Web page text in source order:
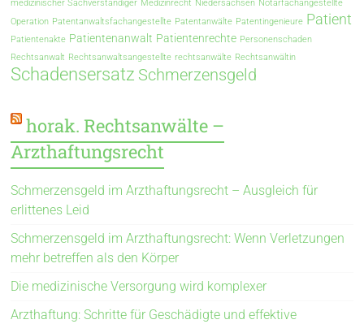
medizinischer Sachverständiger Medizinrecht Niedersachsen Notarfachangestellte
Operation Patentanwaltsfachangestellte Patentanwälte Patentingenieure Patient
Patientenakte Patientenanwalt Patientenrechte Personenschaden
Rechtsanwalt Rechtsanwaltsangestellte rechtsanwälte Rechtsanwältin
Schadensersatz Schmerzensgeld
horak. Rechtsanwälte –
Arzthaftungsrecht
Schmerzensgeld im Arzthaftungsrecht – Ausgleich für
erlittenes Leid
Schmerzensgeld im Arzthaftungsrecht: Wenn Verletzungen
mehr betreffen als den Körper
Die medizinische Versorgung wird komplexer
Arzthaftung: Schritte für Geschädigte und effektive